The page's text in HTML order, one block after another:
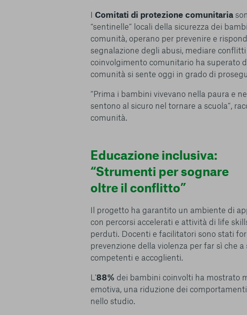
Centro preferenze sulla privacy
I cookie e altre tecnologie simili sono una parte fondamentale del
della nostra Piattaforma. L’obiettivo principale dei cookie è rendere
navigazione più comoda ed efficiente, nonché consentirci di migliorare i nostri
pubblicità che risulti interessante per l’utente quando visita i siti Web e le
terzi. Qui sono disponibili tutte le informazioni sui cookie che utilizziamo e
possibile attivarli e/o disattivarli secondo le proprie preferenze, salvo i Cookie
strettamente necessari per il funzionamento della Piattaforma. È importante
conto del fatto che il blocco di alcuni cookie può condizionare l’esperienza
Piattaforma e il suo funzionamento. Premendo “Conferma le mie scelte”, la
alcuna opzione, premere questo pulsante equivarrà a rifiutare tutti i cookie.
ulteriori informazioni, è possibile consultare la nostraUlteriori informazioni
I Comitati di protezione comunitaria
“sentinelle” locali della sicurezza dei
comunità, operano per prevenire e
segnalazione degli abusi, mediare
coinvolgimento comunitario ha superato
comunità si sente oggi in grado di
“Prima i bambini vivevano nella paura e
sentono al sicuro nel tornare a scuola”,
comunità.
Educazione inclusiva:
“Strumenti per sognare
oltre il conflitto”
Il progetto ha garantito un ambiente di
con percorsi accelerati e attività di life
perduti. Docenti e facilitatori sono stati
prevenzione della violenza per far sì che
competenti e accoglienti.
L’88% dei bambini coinvolti ha mostrato
emotiva, una riduzione dei
nello studio.